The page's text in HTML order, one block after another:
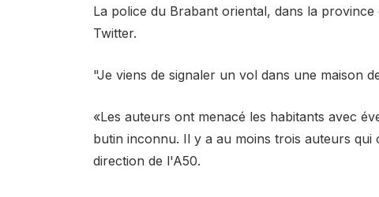
La police du Brabant oriental, dans la
Twitter.
"Je viens de signaler un vol dans une maison
«Les auteurs ont menacé les habitants avec
butin inconnu. Il y a au moins trois auteurs
direction de l'A50.